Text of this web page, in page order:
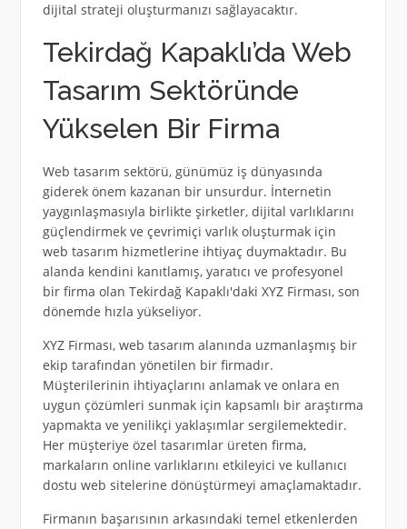
dijital strateji oluşturmanızı sağlayacaktır.
Tekirdağ Kapaklı’da Web
Tasarım Sektöründe
Yükselen Bir Firma
Web tasarım sektörü, günümüz iş dünyasında
giderek önem kazanan bir unsurdur. İnternetin
yaygınlaşmasıyla birlikte şirketler, dijital varlıklarını
güçlendirmek ve çevrimiçi varlık oluşturmak için
web tasarım hizmetlerine ihtiyaç duymaktadır. Bu
alanda kendini kanıtlamış, yaratıcı ve profesyonel
bir firma olan Tekirdağ Kapaklı'daki XYZ Firması, son
dönemde hızla yükseliyor.
XYZ Firması, web tasarım alanında uzmanlaşmış bir
ekip tarafından yönetilen bir firmadır.
Müşterilerinin ihtiyaçlarını anlamak ve onlara en
uygun çözümleri sunmak için kapsamlı bir araştırma
yapmakta ve yenilikçi yaklaşımlar sergilemektedir.
Her müşteriye özel tasarımlar üreten firma,
markaların online varlıklarını etkileyici ve kullanıcı
dostu web sitelerine dönüştürmeyi amaçlamaktadır.
Firmanın başarısının arkasındaki temel etkenlerden